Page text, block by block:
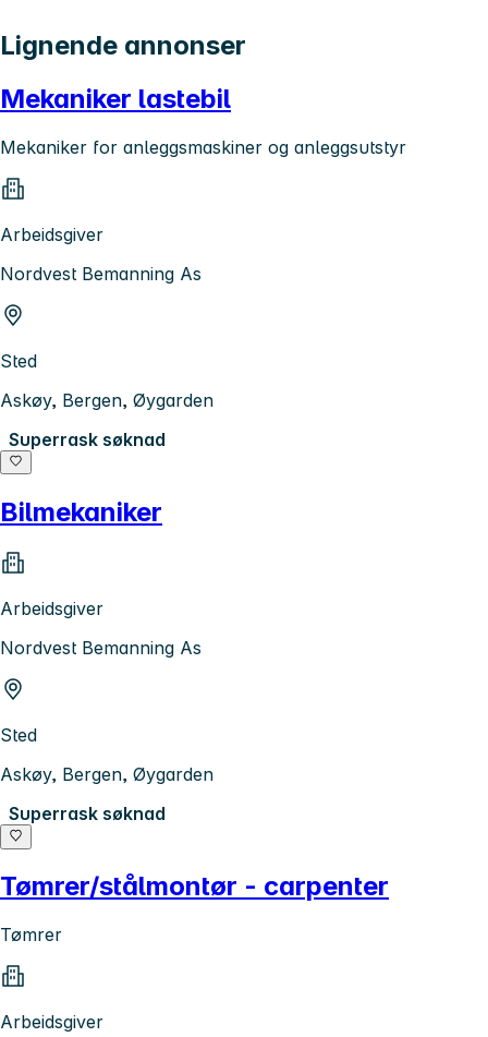
Lignende annonser
Mekaniker lastebil
Mekaniker for anleggsmaskiner og anleggsutstyr
Arbeidsgiver
Nordvest Bemanning As
Sted
Askøy, Bergen, Øygarden
Superrask søknad
Bilmekaniker
Arbeidsgiver
Nordvest Bemanning As
Sted
Askøy, Bergen, Øygarden
Superrask søknad
Tømrer/stålmontør - carpenter
Tømrer
Arbeidsgiver